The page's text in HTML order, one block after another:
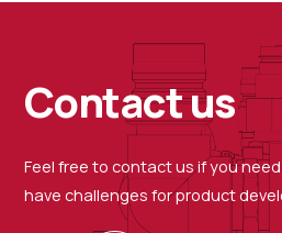
Contact us
Feel free to contact us if you
have challenges for product